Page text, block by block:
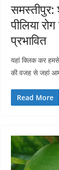
पीलिया
प्रभावित
यहां क्लिक कर
की वजह से जहां
Read More